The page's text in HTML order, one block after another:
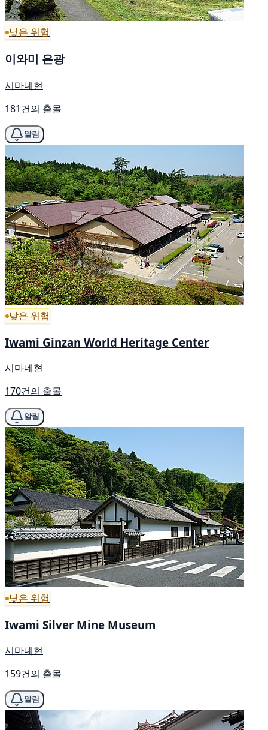
낮은 위험
이와미 은광
시마네현
181건의 출몰
알림
낮은 위험
Iwami Ginzan World Heritage Center
시마네현
170건의 출몰
알림
낮은 위험
Iwami Silver Mine Museum
시마네현
159건의 출몰
알림